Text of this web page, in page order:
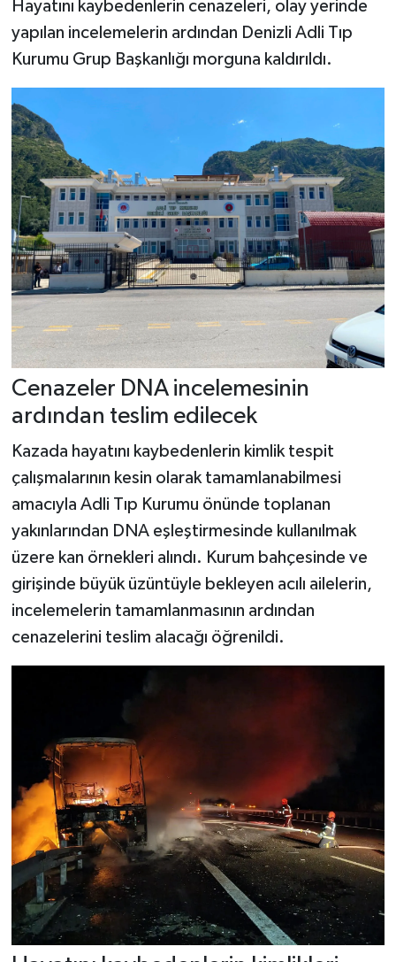
Hayatını kaybedenlerin cenazeleri, olay yerinde
yapılan incelemelerin ardından Denizli Adli Tıp
Kurumu Grup Başkanlığı morguna kaldırıldı.
Cenazeler DNA incelemesinin
ardından teslim edilecek
Kazada hayatını kaybedenlerin kimlik tespit
çalışmalarının kesin olarak tamamlanabilmesi
amacıyla Adli Tıp Kurumu önünde toplanan
yakınlarından DNA eşleştirmesinde kullanılmak
üzere kan örnekleri alındı. Kurum bahçesinde ve
girişinde büyük üzüntüyle bekleyen acılı ailelerin,
incelemelerin tamamlanmasının ardından
cenazelerini teslim alacağı öğrenildi.